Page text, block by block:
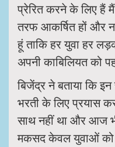
प्रेरित करने के लिए हैं
तरफ आकर्षित हों और
हूं ताकि हर युवा हर
अपनी काबिलियत को
बिजेंद्र ने बताया कि
भरती के लिए प्रयास
साथ नहीं था और आज
मकसद केवल युवाओं को